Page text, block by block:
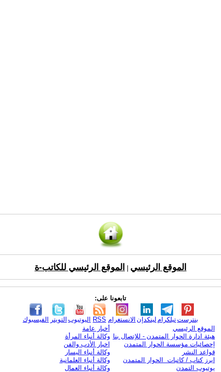
الموقع الرئيسي الموقع الرئيسي للكاتب-ة
تابعونا على:
الفيسبوك التويتر اليوتيوب RSS الانستغرام لينكدإن تيلكرامبنترست
الموقع الرئيسي
هيئة ادارة الحوار المتمدن - للإتصال بنا
إحصائيات مؤسسة الحوار المتمدن
قواعد النشر
ابرز كتاب / كاتبات الحوار المتمدن
يوتيوب التمدن
أخبار عامة
وكالة أنباء المرأة
اخبار الأدب والفن
وكالة أنباء اليسار
وكالة أنباء العلمانية
وكالة أنباء العمال